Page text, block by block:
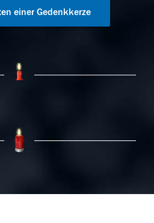
einer Gedenkkerze